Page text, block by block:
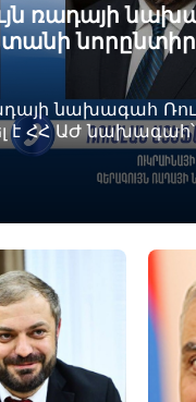
ռադայի
նորընտիր
նախագահ
է ՀՀ ԱԺ նախագահ՝